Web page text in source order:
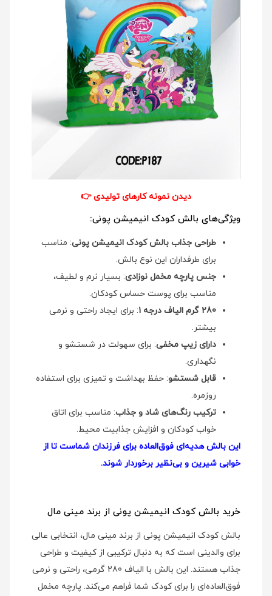
دیدن نمونه کارهای تولیدی👉
ویژگی‌های بالش کودک انیمیشن پونی:
طراحی جذاب بالش کودک انیمیشن پونی: مناسب
برای طرفداران این نوع بالش.
جنس پارچه مخمل نوزادی: بسیار نرم و لطیف،
مناسب برای پوست حساس کودکان.
280 گرم الیاف درجه 1
: برای ایجاد راحتی و نرمی
بیشتر.
دارای زیپ مخفی: برای سهولت در شستشو و
نگهداری.
قابل شستشو: حفظ بهداشت و تمیزی برای استفاده
روزمره.
ترکیب رنگ‌های شاد و جذاب: مناسب برای اتاق
خواب کودکان و افزایش جذابیت محیط.
این بالش هدیه‌ای فوق‌العاده برای فرزندان شماست تا از
خوابی شیرین و بی‌نظیر برخوردار شوند.
خرید بالش کودک انیمیشن پونی از برند مینی مال
بالش کودک انیمیشن پونی از برند مینی مال، انتخابی عالی
برای والدینی است که به دنبال ترکیبی از کیفیت و طراحی
جذاب هستند. این بالش با الیاف 280 گرمی، راحتی و نرمی
فوق‌العاده‌ای را برای کودک شما فراهم می‌کند. پارچه مخمل